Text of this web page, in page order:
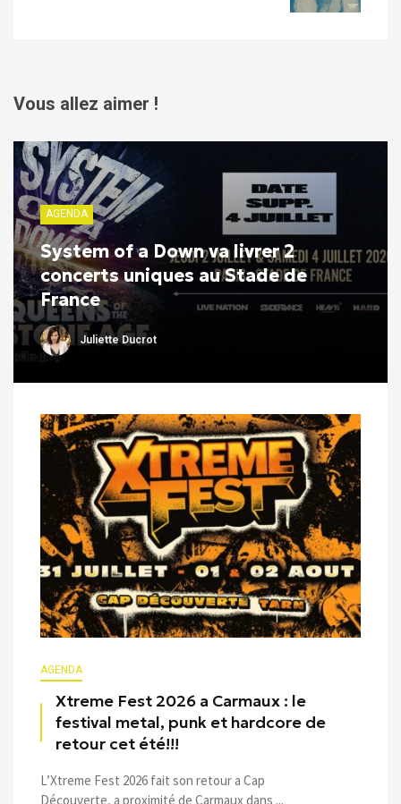
Vous allez aimer !
AGENDA
System of a Down va livrer 2
concerts uniques au Stade de
France
Juliette Ducrot
AGENDA
Xtreme Fest 2026 a Carmaux : le
festival metal, punk et hardcore de
retour cet été!!!
L’Xtreme Fest 2026 fait son retour a Cap
Découverte, a proximité de Carmaux dans ...